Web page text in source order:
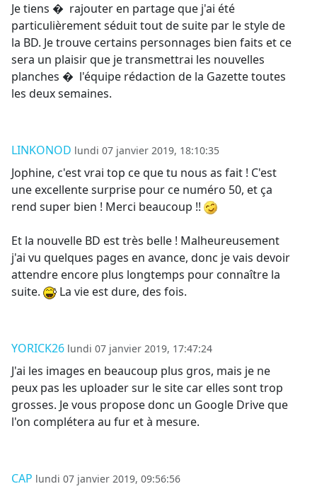
Je tiens � rajouter en partage que j'ai été
particulièrement séduit tout de suite par le style de
la BD. Je trouve certains personnages bien faits et ce
sera un plaisir que je transmettrai les nouvelles
planches � l'équipe rédaction de la Gazette toutes
les deux semaines.
LINKONOD lundi 07 janvier 2019, 18:10:35
Jophine, c'est vrai top ce que tu nous as fait ! C'est
une excellente surprise pour ce numéro 50, et ça
rend super bien ! Merci beaucoup !!
Et la nouvelle BD est très belle ! Malheureusement
j'ai vu quelques pages en avance, donc je vais devoir
attendre encore plus longtemps pour connaître la
suite.
La vie est dure, des fois.
YORICK26 lundi 07 janvier 2019, 17:47:24
J'ai les images en beaucoup plus gros, mais je ne
peux pas les uploader sur le site car elles sont trop
grosses. Je vous propose donc un Google Drive que
l'on complétera au fur et à mesure.
CAP lundi 07 janvier 2019, 09:56:56